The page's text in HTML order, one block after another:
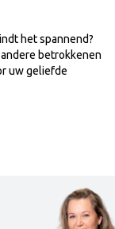
het spannend?
betrokkenen
uw geliefde